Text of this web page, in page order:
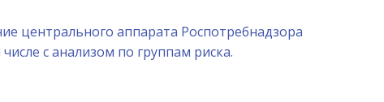
центрального аппарата Роспотребнадзора
с анализом по группам риска.